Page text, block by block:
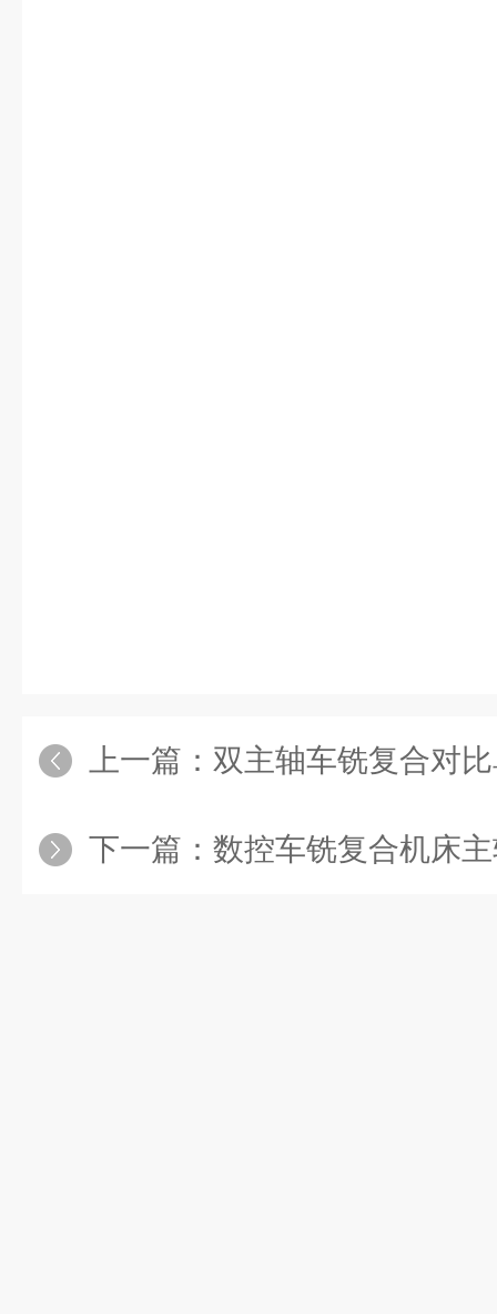
上一篇： 双主轴车铣复合对比单主
下一篇： 数控车铣复合机床主轴